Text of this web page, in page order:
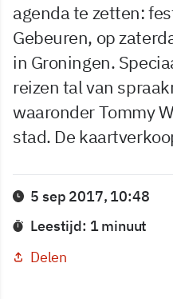
agenda te zetten:
Gebeuren, op
in Groningen.
reizen tal van
waaronder Tommy
stad. De
5 sep 2017, 10:48
Leestijd: 1 minuut
Delen